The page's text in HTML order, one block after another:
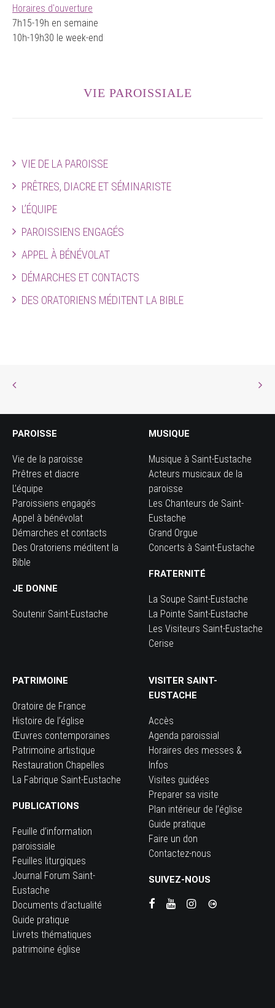
Horaires d'ouverture
7h15-19h en semaine
10h-19h30 le week-end
VIE PAROISSIALE
VIE DE LA PAROISSE
PRÊTRES, DIACRE ET SÉMINARISTE
L’ÉQUIPE
PAROISSIENS ENGAGÉS
APPEL À BÉNÉVOLAT
DÉMARCHES ET CONTACTS
DES ORATORIENS MÉDITENT LA BIBLE
PAROISSE
Vie de la paroisse
Prêtres et diacre
L’équipe
Paroissiens engagés
Appel à bénévolat
Démarches et contacts
Des Oratoriens méditent la
Bible
JE DONNE
Soutenir Saint-Eustache
MUSIQUE
Musique à Saint-Eustache
Acteurs musicaux de la
paroisse
Les Chanteurs de Saint-
Eustache
Grand Orgue
Concerts à Saint-Eustache
FRATERNITÉ
La Soupe Saint-Eustache
La Pointe Saint-Eustache
Les Visiteurs Saint-Eustache
Cerise
PATRIMOINE
Oratoire de France
Histoire de l’église
Œuvres contemporaines
Patrimoine artistique
Restauration Chapelles
La Fabrique Saint-Eustache
PUBLICATIONS
Feuille d’information
paroissiale
Feuilles liturgiques
Journal Forum Saint-
Eustache
Documents d’actualité
Guide pratique
Livrets thématiques
patrimoine église
VISITER SAINT-
EUSTACHE
Accès
Agenda paroissial
Horaires des messes &
Infos
Visites guidées
Preparer sa visite
Plan intérieur de l’église
Guide pratique
Faire un don
Contactez-nous
SUIVEZ-NOUS